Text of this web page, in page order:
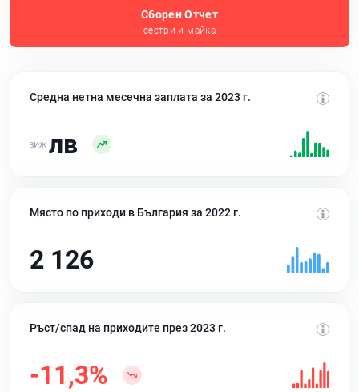
Сборен Отчет
сестри и майка
Средна нетна месечна заплата за 2023 г.
лв
Място по приходи в България за 2022 г.
2 126
Ръст/спад на приходите през 2023 г.
-11,3%